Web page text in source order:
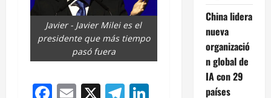
Javier - Javier Milei es el
presidente que más tiempo
pasó fuera
Facebook
Email
X Telegram
LinkedIn
China lidera
nueva
organizació
n global de
IA con 29
países